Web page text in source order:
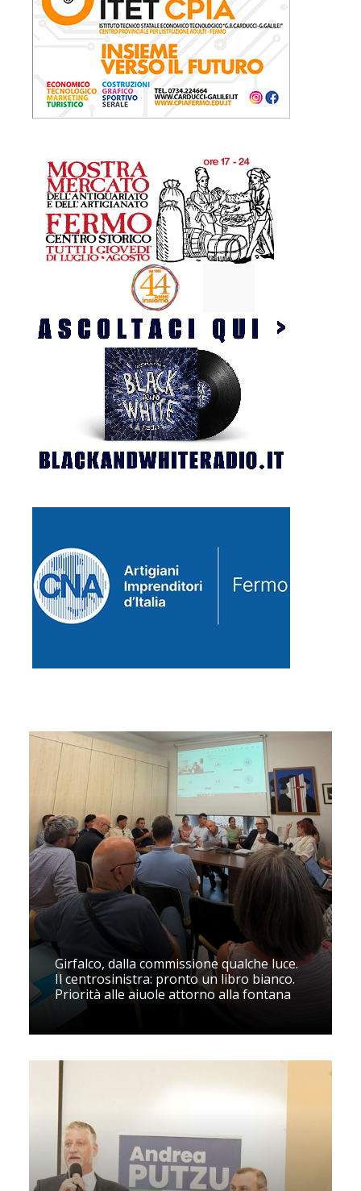
Girfalco, dalla commissione qualche luce.
Il centrosinistra: pronto un libro bianco.
Priorità alle aiuole attorno alla fontana